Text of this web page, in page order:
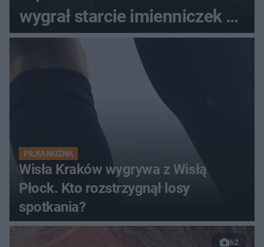
wygrał starcie imienniczek na
pełnym stadionie
PIŁKA NOŻNA
Wisła Kraków wygrywa z Wisłą
Płock. Kto rozstrzygnął losy
spotkania?
62